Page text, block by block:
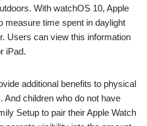
With watchOS 10, Apple
measure time spent in daylight
Users can view this information
iPad.
additional benefits to physical
And children who do not have
Setup to pair their Apple Watch